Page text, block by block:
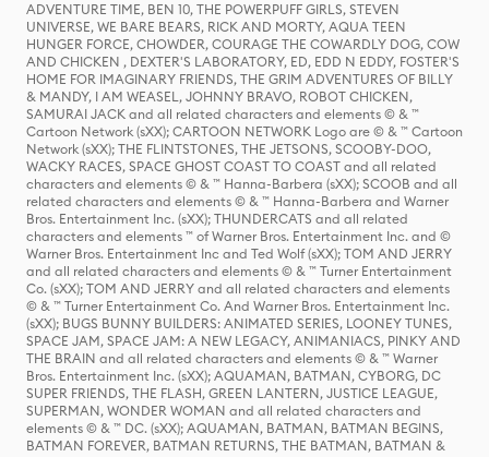
ADVENTURE TIME, BEN 10, THE POWERPUFF GIRLS, STEVEN
UNIVERSE, WE BARE BEARS, RICK AND MORTY, AQUA TEEN
HUNGER FORCE, CHOWDER, COURAGE THE COWARDLY DOG, COW
AND CHICKEN , DEXTER'S LABORATORY, ED, EDD N EDDY, FOSTER'S
HOME FOR IMAGINARY FRIENDS, THE GRIM ADVENTURES OF BILLY
& MANDY, I AM WEASEL, JOHNNY BRAVO, ROBOT CHICKEN,
SAMURAI JACK and all related characters and elements © & ™
Cartoon Network (sXX); CARTOON NETWORK Logo are © & ™ Cartoon
Network (sXX); THE FLINTSTONES, THE JETSONS, SCOOBY-DOO,
WACKY RACES, SPACE GHOST COAST TO COAST and all related
characters and elements © & ™ Hanna-Barbera (sXX); SCOOB and all
related characters and elements © & ™ Hanna-Barbera and Warner
Bros. Entertainment Inc. (sXX); THUNDERCATS and all related
characters and elements ™ of Warner Bros. Entertainment Inc. and ©
Warner Bros. Entertainment Inc and Ted Wolf (sXX); TOM AND JERRY
and all related characters and elements © & ™ Turner Entertainment
Co. (sXX); TOM AND JERRY and all related characters and elements
© & ™ Turner Entertainment Co. And Warner Bros. Entertainment Inc.
(sXX); BUGS BUNNY BUILDERS: ANIMATED SERIES, LOONEY TUNES,
SPACE JAM, SPACE JAM: A NEW LEGACY, ANIMANIACS, PINKY AND
THE BRAIN and all related characters and elements © & ™ Warner
Bros. Entertainment Inc. (sXX); AQUAMAN, BATMAN, CYBORG, DC
SUPER FRIENDS, THE FLASH, GREEN LANTERN, JUSTICE LEAGUE,
SUPERMAN, WONDER WOMAN and all related characters and
elements © & ™ DC. (sXX); AQUAMAN, BATMAN, BATMAN BEGINS,
BATMAN FOREVER, BATMAN RETURNS, THE BATMAN, BATMAN &